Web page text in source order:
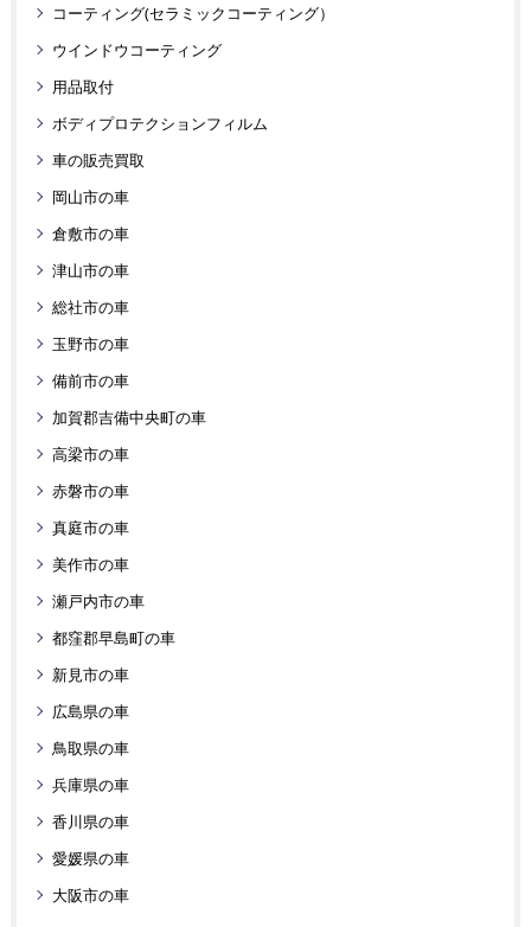
コーティング(セラミックコーティング）
ウインドウコーティング
用品取付
ボディプロテクションフィルム
車の販売買取
岡山市の車
倉敷市の車
津山市の車
総社市の車
玉野市の車
備前市の車
加賀郡吉備中央町の車
高梁市の車
赤磐市の車
真庭市の車
美作市の車
瀬戸内市の車
都窪郡早島町の車
新見市の車
広島県の車
鳥取県の車
兵庫県の車
香川県の車
愛媛県の車
大阪市の車